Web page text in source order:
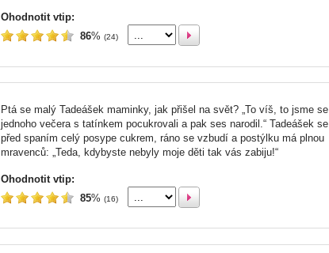
Ohodnotit vtip:
86% (24)
Ptá se malý Tadeášek maminky, jak přišel na svět? „To víš, to jsme se
jednoho večera s tatínkem pocukrovali a pak ses narodil.“ Tadeášek se
před spaním celý posype cukrem, ráno se vzbudí a postýlku má plnou
mravenců: „Teda, kdybyste nebyly moje děti tak vás zabiju!“
Ohodnotit vtip:
85% (16)